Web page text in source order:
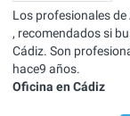
Los profesionales
, recomendados si
Cádiz. Son
hace9 años.
Oficina en Cádiz